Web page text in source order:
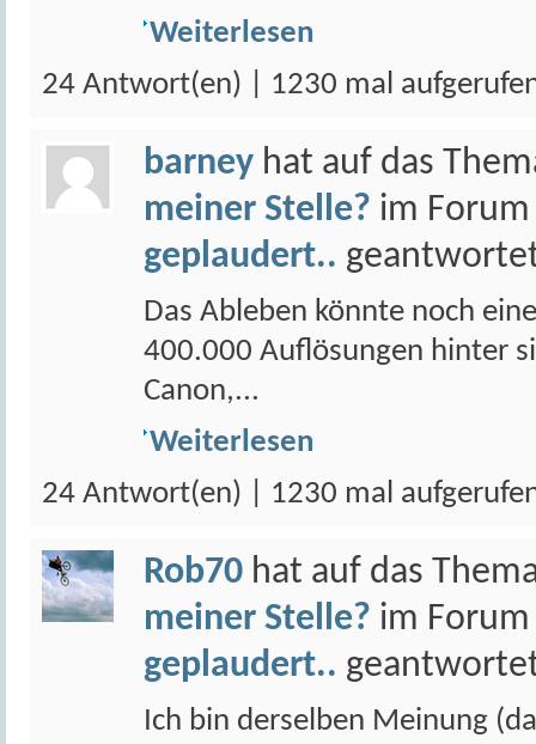
Weiterlesen
24 Antwort(en) | 1230 mal
barney hat auf das
meiner Stelle? im
geplaudert..
Das Ableben könnte noch
400.000 Auflösungen hinter
Canon,...
Weiterlesen
24 Antwort(en) | 1230 mal
Rob70 hat auf das
meiner Stelle? im
geplaudert..
Ich bin derselben Meinung